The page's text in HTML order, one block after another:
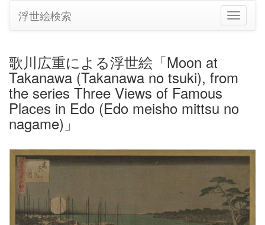
ナ
ビ
ョ
切
え
浮世絵検索
歌川広重による浮世絵「Moon at
Takanawa (Takanawa no tsuki), from
the series Three Views of Famous
Places in Edo (Edo meisho mittsu no
nagame)」